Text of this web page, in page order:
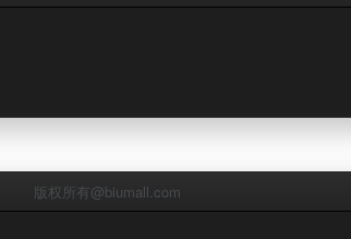
版权所有@biumall.com